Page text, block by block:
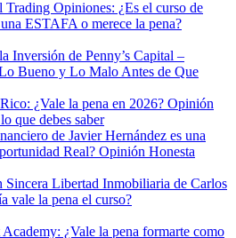
Opiniones: ¿Es el curso de
ESTAFA o merece la pena?
Inversión de Penny’s Capital –
Bueno y Lo Malo Antes de Que
¿Vale la pena en 2026? Opinión
que debes saber
de Javier Hernández es una
Real? Opinión Honesta
Libertad Inmobiliaria de Carlos
vale la pena el curso?
¿Vale la pena formarte como